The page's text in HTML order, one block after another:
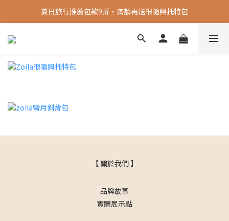
新會員送 100元首購金
夏日旅行推薦包款9折，滿額再送很隨興托特包
新會員送 100元首購金
【 關於我們 】
品牌故事
實體展示點